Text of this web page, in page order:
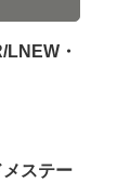
・
ステー